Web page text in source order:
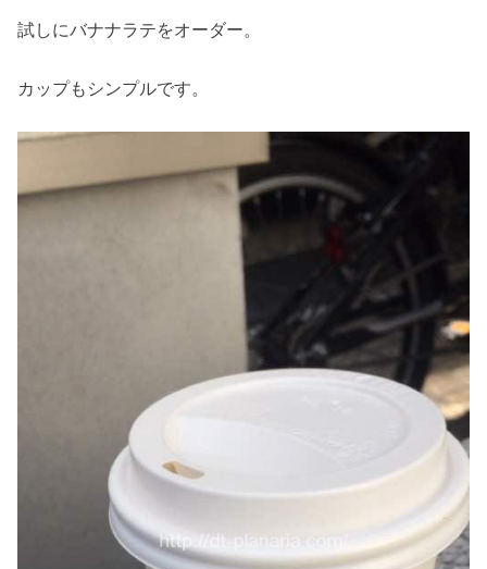
試しにバナナラテをオーダー。
カップもシンプルです。